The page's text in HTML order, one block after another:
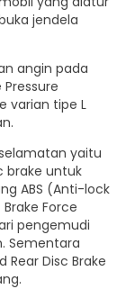
jendela
angin pada
varian tipe L
yaitu
brake untuk
ABS (Anti-lock
Force
pengemudi
Sementara
Disc Brake